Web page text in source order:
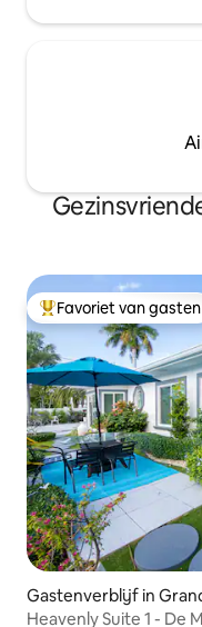
Topfavoriet van
Favoriet van gasten
Gastenverblijf in
Heavenly Suite 1 - De